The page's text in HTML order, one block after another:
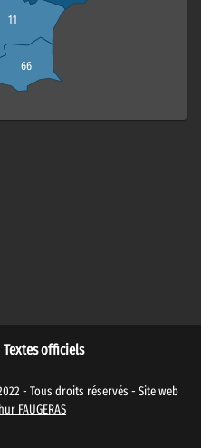
11
66
Textes officiels
- Tous droits réservés - Site web
FAUGERAS